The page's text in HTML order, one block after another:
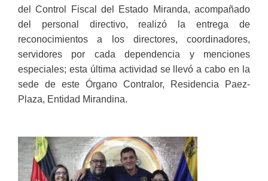
del Control Fiscal del Estado Miranda, acompañado
del personal directivo, realizó la entrega de
reconocimientos a los directores, coordinadores,
servidores por cada dependencia y menciones
especiales; esta última actividad se llevó a cabo en la
sede de este Órgano Contralor, Residencia Paez-
Plaza, Entidad Mirandina.